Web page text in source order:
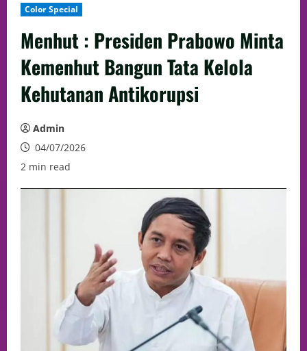
Color Special
Menhut : Presiden Prabowo Minta
Kemenhut Bangun Tata Kelola
Kehutanan Antikorupsi
Admin
04/07/2026
2 min read